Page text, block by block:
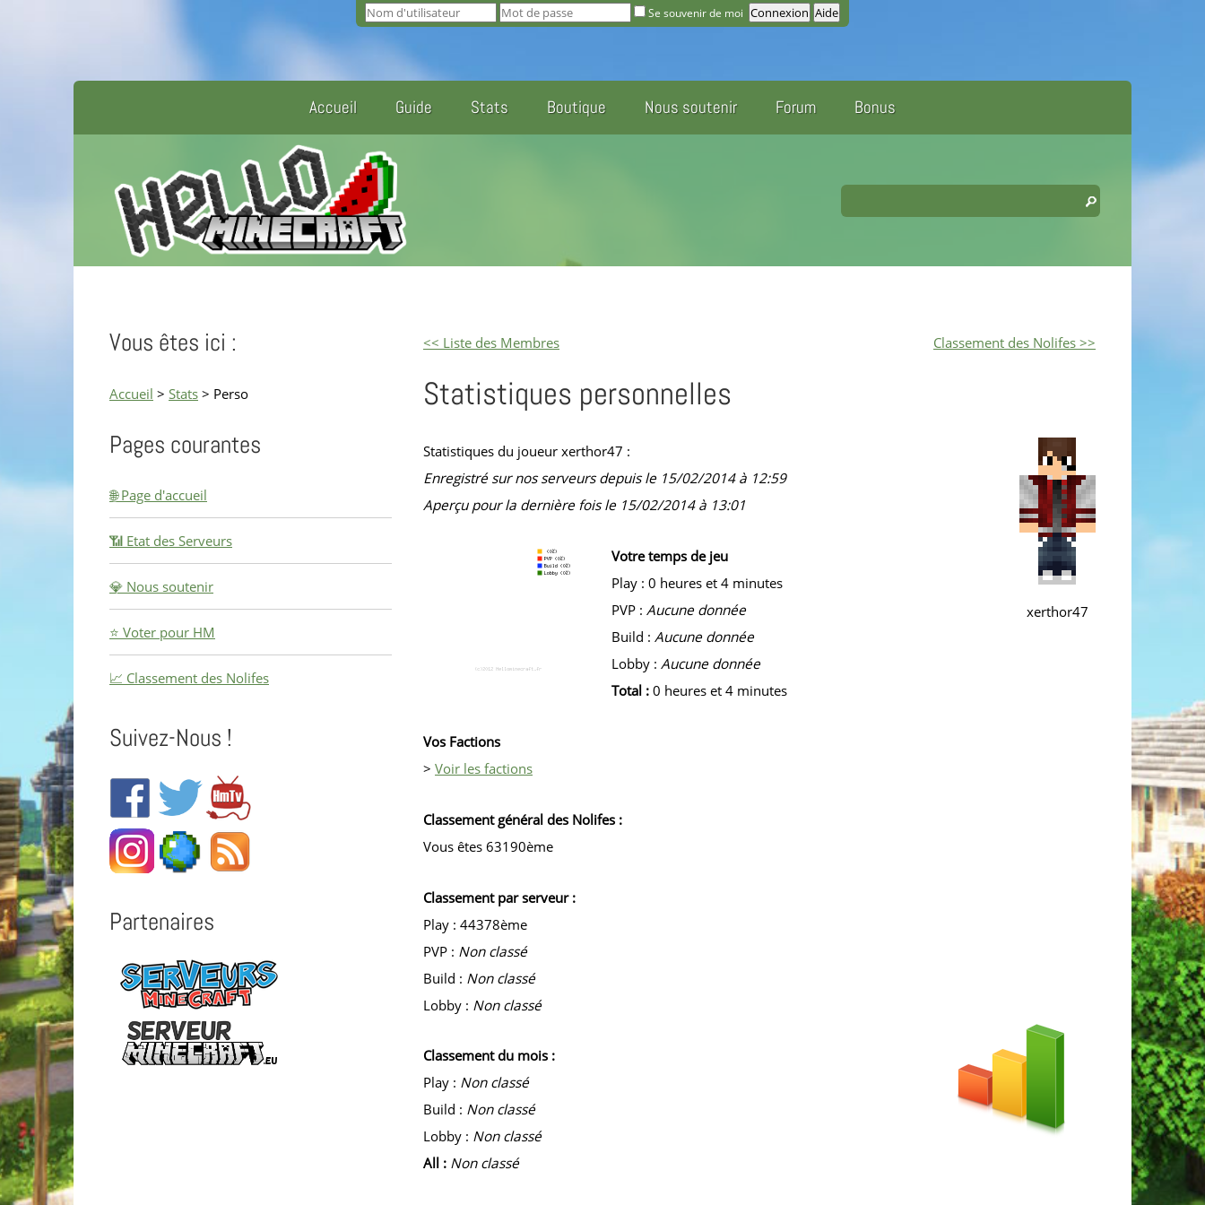
Se souvenir de moi
Accueil Guide Stats Boutique Nous soutenir Forum Bonus
Vous êtes ici :
Accueil > Stats > Perso
Pages courantes
🌐 Page d'accueil
📶 Etat des Serveurs
💎 Nous soutenir
⭐ Voter pour HM
📈 Classement des Nolifes
Suivez-Nous !
Partenaires
<< Liste des Membres Classement des Nolifes >>
Statistiques personnelles
xerthor47
Statistiques du joueur xerthor47 :
Enregistré sur nos serveurs depuis le 15/02/2014 à 12:59
Aperçu pour la dernière fois le 15/02/2014 à 13:01
Votre temps de jeu
Play : 0 heures et 4 minutes
PVP : Aucune donnée
Build : Aucune donnée
Lobby : Aucune donnée
Total : 0 heures et 4 minutes
Vos Factions
> Voir les factions
Classement général des Nolifes :
Vous êtes 63190ème
Classement par serveur :
Play : 44378ème
PVP : Non classé
Build : Non classé
Lobby : Non classé
Classement du mois :
Play : Non classé
Build : Non classé
Lobby : Non classé
All : Non classé